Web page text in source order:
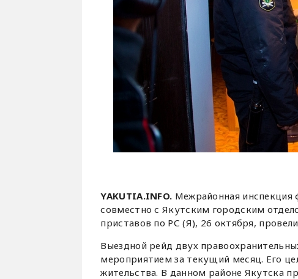
YAKUTIA.INFO. Межрайонная инспекция
совместно с Якутским городским
приставов по РС (Я), 26 октября,
Выездной рейд двух
мероприятием за текущий месяц. Его
жительства. В данном районе Якутска